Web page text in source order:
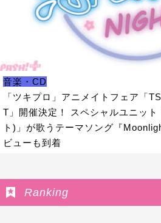
音楽・CD
「ツキプロ」アニメイトフェア「
T」開催決定！ スペシャルユニット
ト)」が歌うテーマソング『
ビューも到着
Ranking